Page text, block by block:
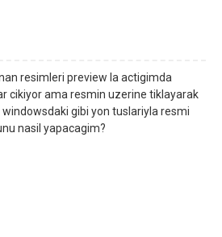
resimleri preview la actigimda
cikiyor ama resmin uzerine tiklayarak
gibi yon tuslariyla resmi
nasil yapacagim?